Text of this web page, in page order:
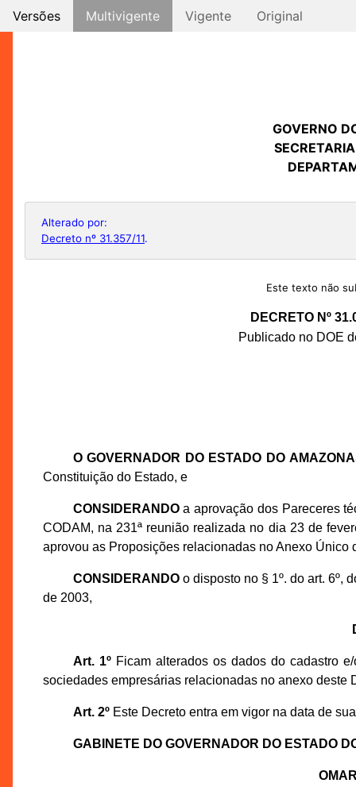
Versões Multivigente Vigente Original
GOVERNO
Alterado por:
Decreto nº 31.357/11.
Este texto não
DECRETO Nº
Publicado no DOE
O GOVERNADOR DO ESTADO DO
Constituição do Estado, e
CONSIDERANDOa aprovação dos Pareceres
CODAM, na 231ª reunião realizada no dia 23 de
aprovou as Proposições relacionadas no Anexo Único
CONSIDERANDOo disposto no § 1º. do art. 6º,
de 2003,
Art. 1ºFicam alterados os dados do cadastro
sociedades empresárias relacionadas no anexo deste
Art. 2ºEste Decreto entra em vigor na data de
GABINETE DO GOVERNADOR DO ESTADO